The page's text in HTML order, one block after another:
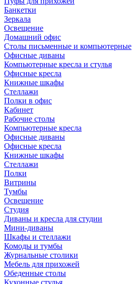
Банкетки
Зеркала
Освещение
Домашний офис
Столы письменные и компьютерные
Офисные диваны
Компьютерные кресла и стулья
Офисные кресла
Книжные шкафы
Стеллажи
Полки в офис
Кабинет
Рабочие столы
Компьютерные кресла
Офисные диваны
Офисные кресла
Книжные шкафы
Стеллажи
Полки
Витрины
Тумбы
Освещение
Студия
Диваны и кресла для студии
Мини-диваны
Шкафы и стеллажи
Комоды и тумбы
Журнальные столики
Мебель для прихожей
Обеденные столы
Кухонные стулья